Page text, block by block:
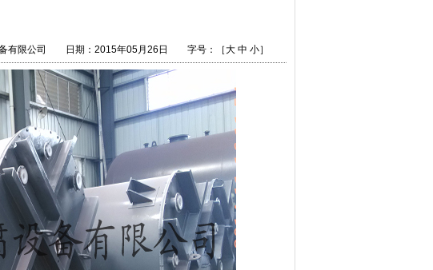
备有限公司 日期：2015年05月26日 字号：［大 中 小］